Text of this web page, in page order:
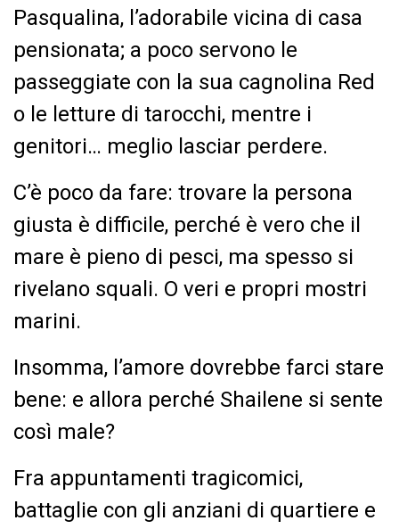
Pasqualina, l’adorabile vicina di casa
pensionata; a poco servono le
passeggiate con la sua cagnolina Red
o le letture di tarocchi, mentre i
genitori… meglio lasciar perdere.
C’è poco da fare: trovare la persona
giusta è difficile, perché è vero che il
mare è pieno di pesci, ma spesso si
rivelano squali. O veri e propri mostri
marini.
Insomma, l’amore dovrebbe farci stare
bene: e allora perché Shailene si sente
così male?
Fra appuntamenti tragicomici,
battaglie con gli anziani di quartiere e